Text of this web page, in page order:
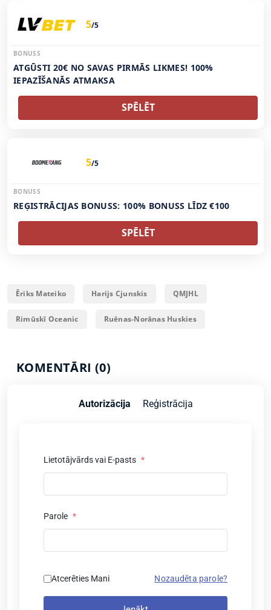
5/5
BONUSS
ATGŪSTI 20€ NO SAVAS PIRMĀS LIKMES! 100%
IEPAZĪŠANĀS ATMAKSA
SPĒLĒT
5/5
BONUSS
REĢISTRĀCIJAS BONUSS: 100% BONUSS LĪDZ €100
SPĒLĒT
Ēriks Mateiko Harijs Cjunskis QMJHL
Rimūskī Oceanic Ruēnas-Norānas Huskies
KOMENTĀRI (0)
Autorizācija Reģistrācija
Lietotājvārds vai E-pasts *
Parole *
Atcerēties Mani Nozaudēta parole?